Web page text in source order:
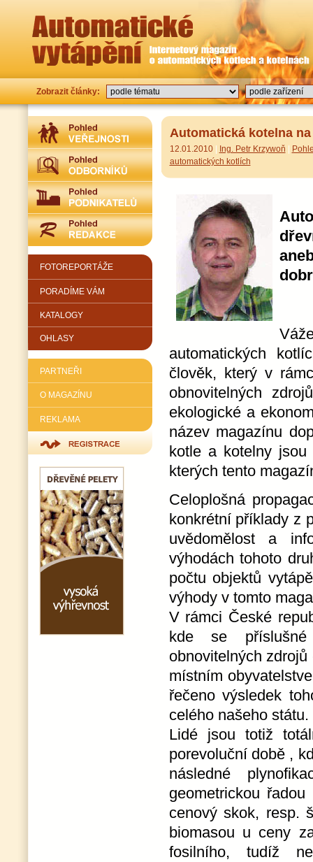
Zobrazit články:
FOTOREPORTÁŽE
PORADÍME VÁM
KATALOGY
OHLASY
PARTNEŘI
O MAGAZÍNU
REKLAMA
Automatická kotelna
12.01.2010 | Ing. Petr Krzywoň |
automatických kotlích
automatických
člověk, který v
obnovitelných
ekologické a
název magazínu
kotle a kotelny
kterých tento
Celoplošná
konkrétní příklady z
uvědomělost a
výhodách tohoto
počtu objektů
výhody v tomto
V rámci České
kde se příslušné
obnovitelných
místním
řečeno výsledek
celého našeho státu.
Lidé jsou totiž
porevoluční době ,
následné
geometrickou
cenový skok, resp.
biomasou u ceny
fosilního, tudíž